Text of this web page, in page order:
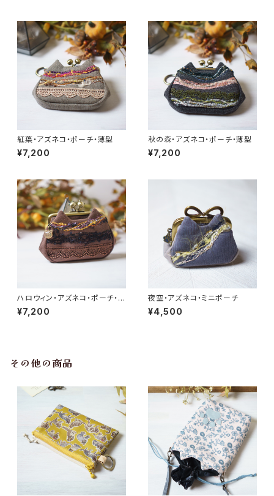
紅葉・アズネコ・ポーチ・薄型
¥7,200
秋の森・アズネコ・ポーチ・薄型
¥7,200
ハロウィン・アズネコ・ポーチ・薄
型
¥7,200
夜空・アズネコ・ミニポーチ
¥4,500
その他の商品